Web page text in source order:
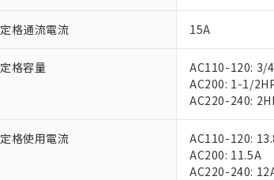
定格通流電流 15A
定格容量
AC110-120: 3/
AC200: 1-1/
AC220-240:
定格使用電流
AC110-120:
AC200: 11.5A
AC220-240: